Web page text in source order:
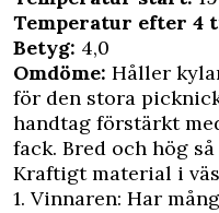
Temperatur efter 4
Betyg: 4,0
Omdöme: Håller
för den stora
handtag förstärkt
fack. Bred och hög
Kraftigt material i
1. Vinnaren: Har